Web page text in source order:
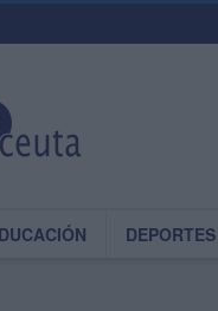
DEPORTES